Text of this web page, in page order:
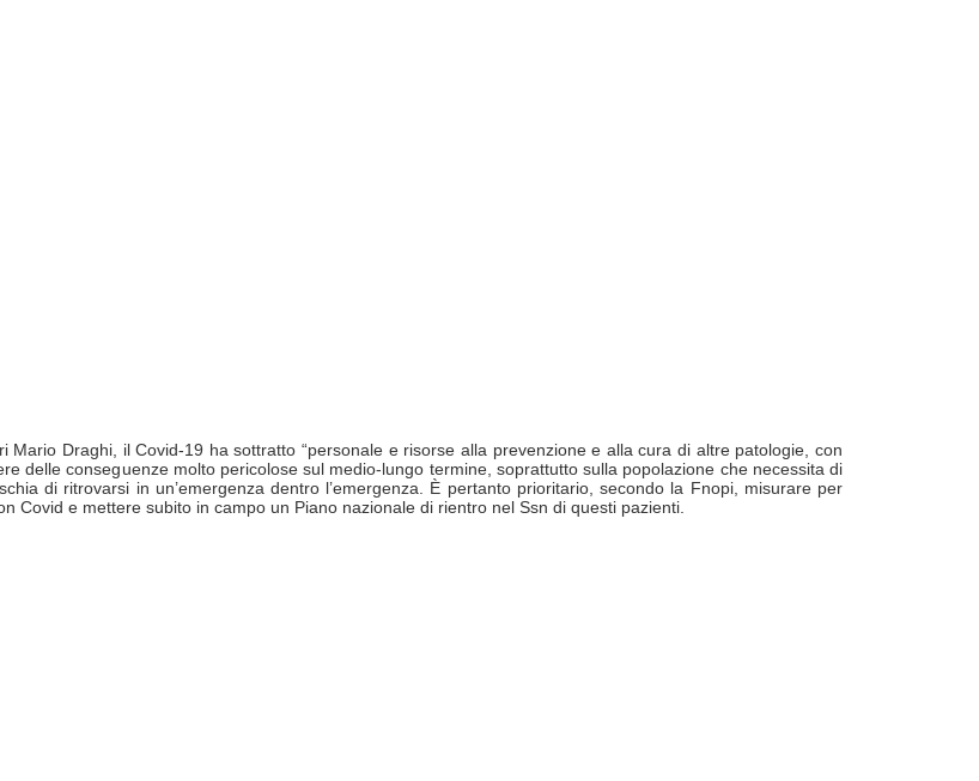
Draghi, il Covid-19 ha sottratto “personale e risorse alla prevenzione e alla cura di altre patologie, con
delle conseguenze molto pericolose sul medio-lungo termine, soprattutto sulla popolazione che necessita di
di ritrovarsi in un’emergenza dentro l’emergenza. È pertanto prioritario, secondo la Fnopi, misurare per
Covid e mettere subito in campo un Piano nazionale di rientro nel Ssn di questi pazienti.